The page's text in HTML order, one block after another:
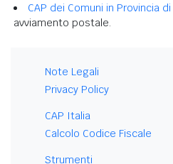
CAP dei Comuni in Provincia
avviamento postale.
Note Legali
Privacy Policy
CAP Italia
Calcolo Codice Fiscale
Strumenti